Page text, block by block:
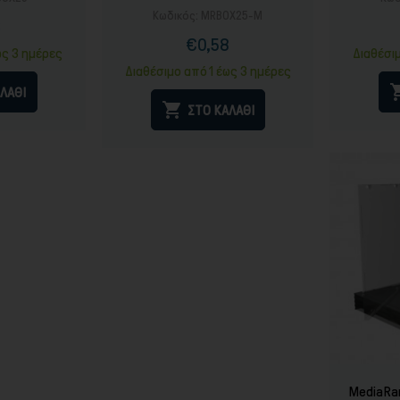
3 ημέρες Τιμή
€0,58Κανονική
τιμή
Διαθέσιμο από 1 έως 3 ημέρες
 ΣΤΟ ΚΑΛΑΘΙ